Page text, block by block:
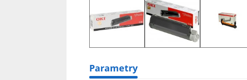
Parametry